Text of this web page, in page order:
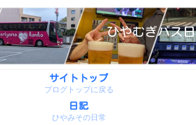
ひやむぎバス
サイトトップ
ブログトップに戻る
日記
ひやみその日常